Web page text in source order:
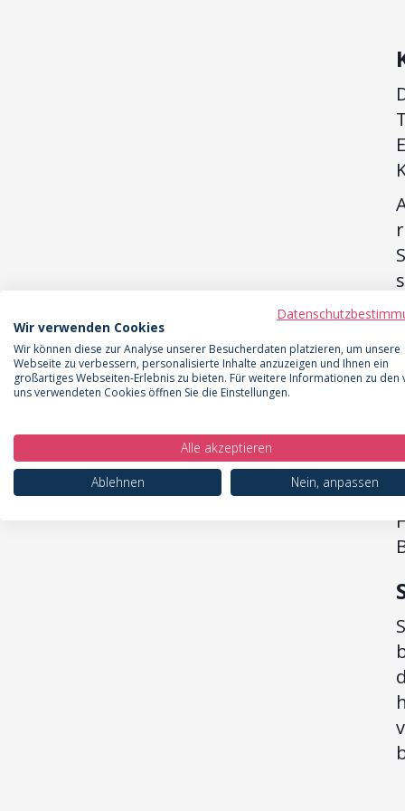
Wir verwenden Cookies
Wir können diese zur Analyse unserer Besucherdaten platzieren, um unsere
Webseite zu verbessern, personalisierte Inhalte anzuzeigen und Ihnen ein
großartiges Webseiten-Erlebnis zu bieten. Für weitere Informationen zu den
uns verwendeten Cookies öffnen Sie die Einstellungen.
Alle akzeptieren
Ablehnen
Nein, anpassen